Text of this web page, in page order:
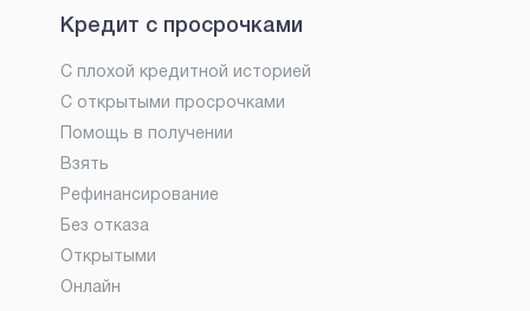
Кредит с просрочками
С плохой кредитной историей
С открытыми просрочками
Помощь в получении
Взять
Рефинансирование
Без отказа
Открытыми
Онлайн